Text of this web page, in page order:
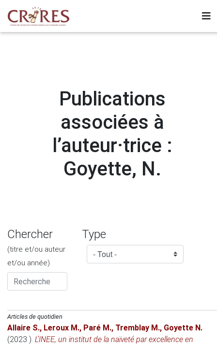
Publications
associées à
l’auteur·trice :
Goyette, N.
Chercher
(titre et/ou auteur
et/ou année)
Type
Articles de quotidien
Allaire S., Leroux M., Paré M., Tremblay M., Goyette N.
(2023 ). L’INEE, un institut de la naïveté par excellence en